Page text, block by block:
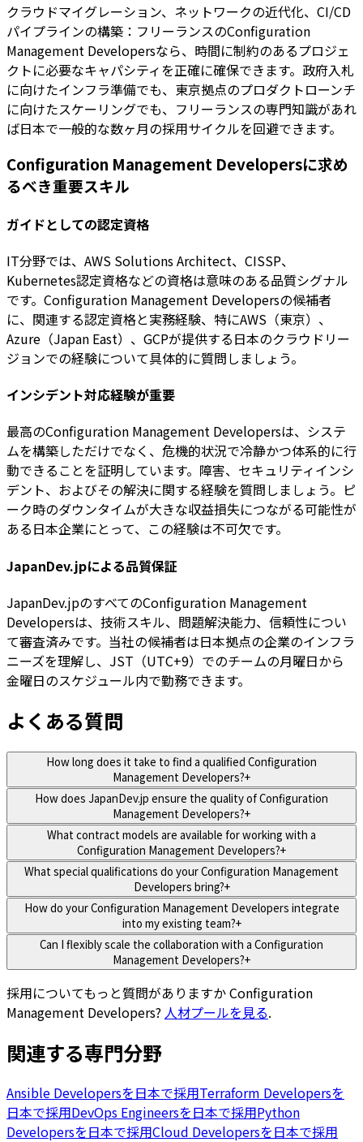
クラウドマイグレーション、ネットワークの近代化、CI/CD
パイプラインの構築：フリーランスのConfiguration
Management Developersなら、時間に制約のあるプロジェ
クトに必要なキャパシティを正確に確保できます。政府入札
に向けたインフラ準備でも、東京拠点のプロダクトローンチ
に向けたスケーリングでも、フリーランスの専門知識があれ
ば日本で一般的な数ヶ月の採用サイクルを回避できます。
Configuration Management Developersに求め
るべき重要スキル
ガイドとしての認定資格
IT分野では、AWS Solutions Architect、CISSP、
Kubernetes認定資格などの資格は意味のある品質シグナル
です。Configuration Management Developersの候補者
に、関連する認定資格と実務経験、特にAWS（東京）、
Azure（Japan East）、GCPが提供する日本のクラウドリー
ジョンでの経験について具体的に質問しましょう。
インシデント対応経験が重要
最高のConfiguration Management Developersは、システ
ムを構築しただけでなく、危機的状況で冷静かつ体系的に行
動できることを証明しています。障害、セキュリティインシ
デント、およびその解決に関する経験を質問しましょう。ピ
ーク時のダウンタイムが大きな収益損失につながる可能性が
ある日本企業にとって、この経験は不可欠です。
JapanDev.jpによる品質保証
JapanDev.jpのすべてのConfiguration Management
Developersは、技術スキル、問題解決能力、信頼性につい
て審査済みです。当社の候補者は日本拠点の企業のインフラ
ニーズを理解し、JST（UTC+9）でのチームの月曜日から
金曜日のスケジュール内で勤務できます。
よくある質問
How long does it take to find a qualified Configuration
Management Developers?+
How does JapanDev.jp ensure the quality of Configuration
Management Developers?+
What contract models are available for working with a
Configuration Management Developers?+
What special qualifications do your Configuration Management
Developers bring?+
How do your Configuration Management Developers integrate
into my existing team?+
Can I flexibly scale the collaboration with a Configuration
Management Developers?+
採用についてもっと質問がありますかConfiguration
Management Developers? 人材プールを見る.
関連する専門分野
Ansible Developersを日本で採用Terraform Developersを
日本で採用DevOps Engineersを日本で採用Python
Developersを日本で採用Cloud Developersを日本で採用